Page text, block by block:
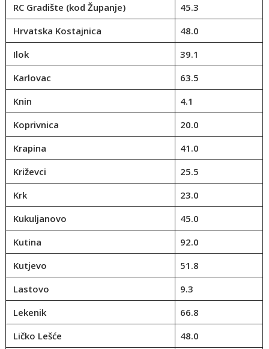
RC Gradište (kod Županje)
45.3
Hrvatska Kostajnica
48.0
Ilok
39.1
Karlovac
63.5
Knin
4.1
Koprivnica
20.0
Krapina
41.0
Križevci
25.5
Krk
23.0
Kukuljanovo
45.0
Kutina
92.0
Kutjevo
51.8
Lastovo
9.3
Lekenik
66.8
Ličko Lešće
48.0